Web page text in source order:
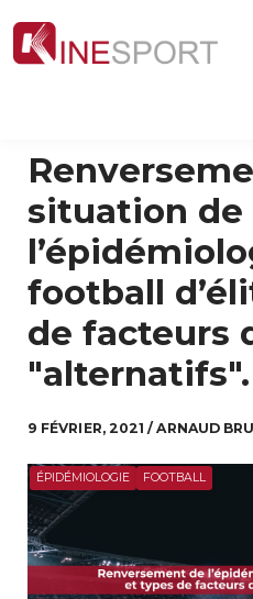
La
situation de
football
de facteurs
"alternatifs".
9 FÉVRIER, 2021 / ARNAUD
ÉPIDÉMIOLOGIE FOOTBALL